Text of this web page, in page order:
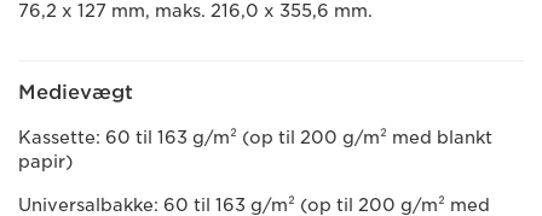
76,2 x 127 mm, maks. 216,0 x 355,6 mm.
Medievægt
Kassette: 60 til 163 g/m² (op til 200 g/m² med blankt
papir)
Universalbakke: 60 til 163 g/m² (op til 200 g/m² med